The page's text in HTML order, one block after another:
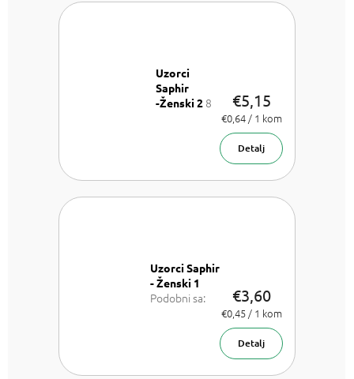
Uzorci
Saphir
-Ženski 2 8
€5,15
Izmjeri
cijenu:
€0,64 / 1 kom
Detalj
Uzorci Saphir
- Ženski 1
Podobni sa:
Armani Acqua
€3,60
Izmjeri
cijenu:
€0,45 / 1 kom
Detalj